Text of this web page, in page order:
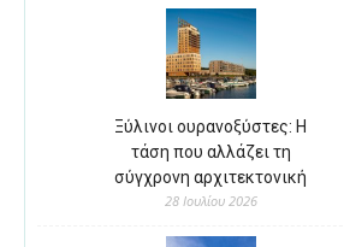
Ξύλινοι ουρανοξύστες: Η
τάση που αλλάζει τη
σύγχρονη αρχιτεκτονική
28 Ιουλίου 2026